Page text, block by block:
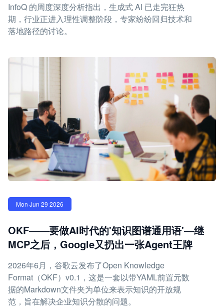
InfoQ 的周度深度分析指出，生成式 AI 已走完狂热
期，行业正进入理性调整阶段，专家纷纷回归技术和
落地路径的讨论。
Mon Jun 29 2026
OKF——要做AI时代的'知识图谱通用语'—继
MCP之后，Google又扔出一张Agent王牌
2026年6月，谷歌云发布了Open Knowledge
Format（OKF）v0.1，这是一套以带YAML前置元数
据的Markdown文件夹为单位来表示知识的开放规
范，旨在解决企业知识分散的问题。